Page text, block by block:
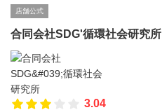
店舗公式
合同会社SDG'循環社会研究所
3.04